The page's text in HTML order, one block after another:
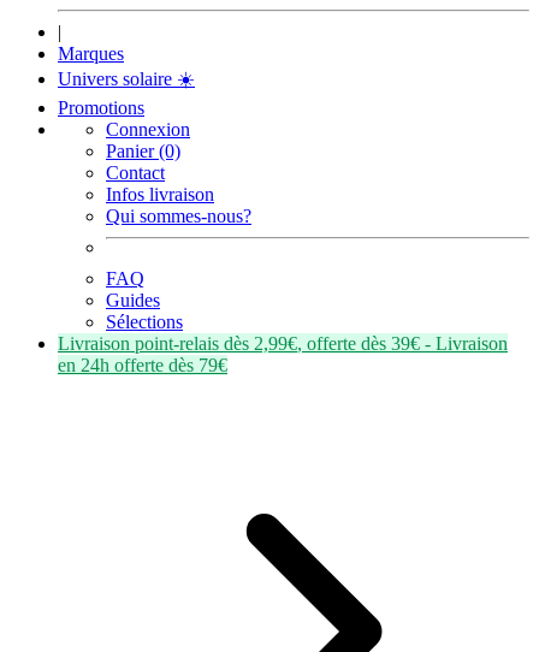
|
Marques
Univers solaire ☀️
Promotions
Connexion
Panier (0)
Contact
Infos livraison
Qui sommes-nous?
FAQ
Guides
Sélections
Livraison point-relais dès 2,99€, offerte dès 39€ - Livraison
en 24h offerte dès 79€